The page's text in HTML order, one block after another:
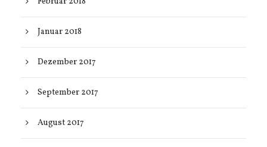
Januar 2018
Dezember 2017
September 2017
August 2017